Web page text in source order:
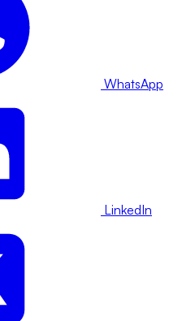
WhatsApp
LinkedIn